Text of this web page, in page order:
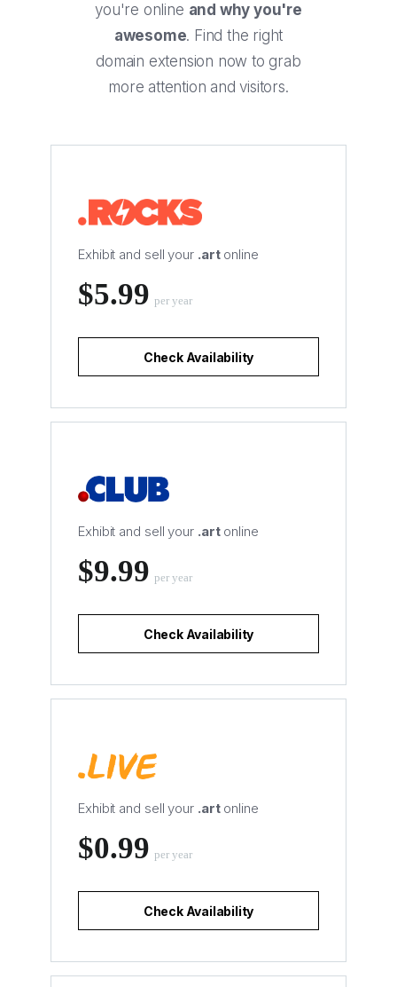
you're online and why you're
awesome. Find the right
domain extension now to grab
more attention and visitors.
Exhibit and sell your .artonline
‪$5.99 per year
Check Availability
Exhibit and sell your .artonline
‪$9.99 per year
Check Availability
Exhibit and sell your .artonline
‪$0.99 per year
Check Availability